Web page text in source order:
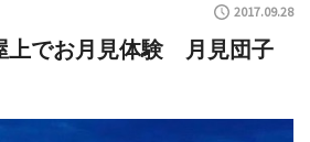
2017.09.28
上でお月見体験 月見団子